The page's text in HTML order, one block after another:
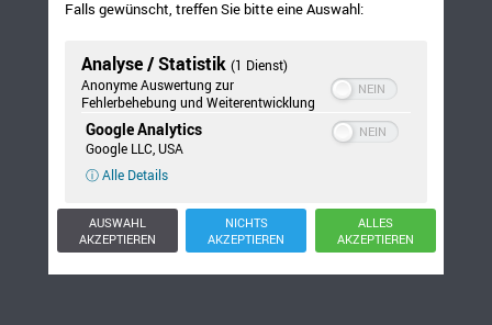
Falls gewünscht, treffen Sie bitte eine Auswahl:
Analyse / Statistik (1 Dienst)
Anonyme Auswertung zur
Fehlerbehebung und Weiterentwicklung
Google Analytics
Google LLC, USA
ⓘ Alle Details
AUSWAHL
AKZEPTIEREN
NICHTS
AKZEPTIEREN
ALLES
AKZEPTIEREN